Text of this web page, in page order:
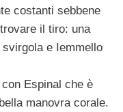
costanti sebbene
il tiro: una
e Iemmello
con Espinal che è
manovra corale.